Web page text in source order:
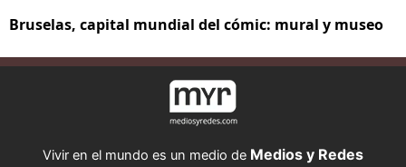
Bruselas, capital mundial del cómic: mural y museo
Vivir en el mundo es un medio de Medios y Redes